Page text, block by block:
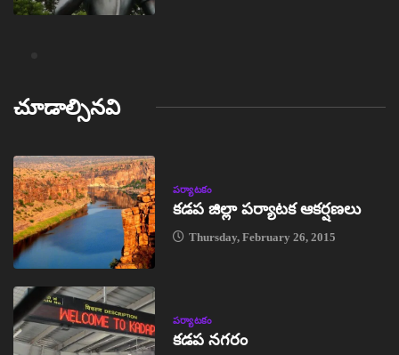
చూడాల్సినవి
పర్యాటకం
కడప జిల్లా పర్యాటక ఆకర్షణలు
Thursday, February 26, 2015
పర్యాటకం
కడప నగరం